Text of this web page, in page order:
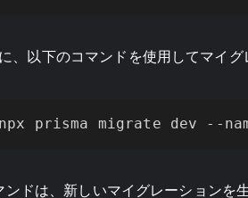
、以下のコマンドを使用してマイ
npx prisma migrate dev --
ンドは、新しいマイグレーションを